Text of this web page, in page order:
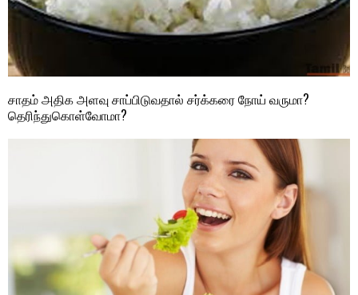
சாதம் அதிக அளவு சாப்பிடுவதால் சர்க்கரை நோய் வருமா?
தெரிந்துகொள்வோமா?